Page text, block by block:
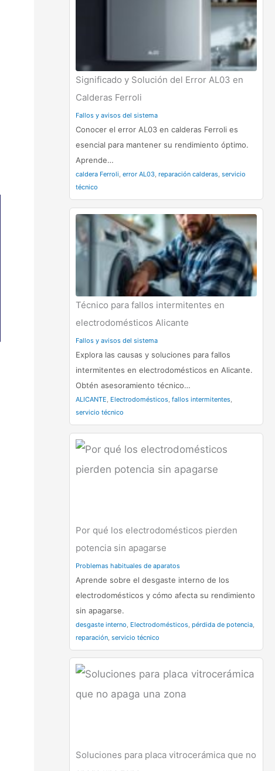
Significado y Solución del Error AL03 en
Calderas Ferroli
Fallos y avisos del sistema
Conocer el error AL03 en calderas Ferroli es
esencial para mantener su rendimiento óptimo.
Aprende…
caldera Ferroli, error AL03, reparación calderas, servicio
técnico
Técnico para fallos intermitentes en
electrodomésticos Alicante
Fallos y avisos del sistema
Explora las causas y soluciones para fallos
intermitentes en electrodomésticos en Alicante.
Obtén asesoramiento técnico…
ALICANTE Electrodomésticos, fallos intermitentes,
servicio técnico
Por qué los electrodomésticos pierden
potencia sin apagarse
Problemas habituales de aparatos
Aprende sobre el desgaste interno de los
electrodomésticos y cómo afecta su rendimiento
sin apagarse.
desgaste interno Electrodomésticos, pérdida de potencia,
reparación, servicio técnico
Soluciones para placa vitrocerámica que no